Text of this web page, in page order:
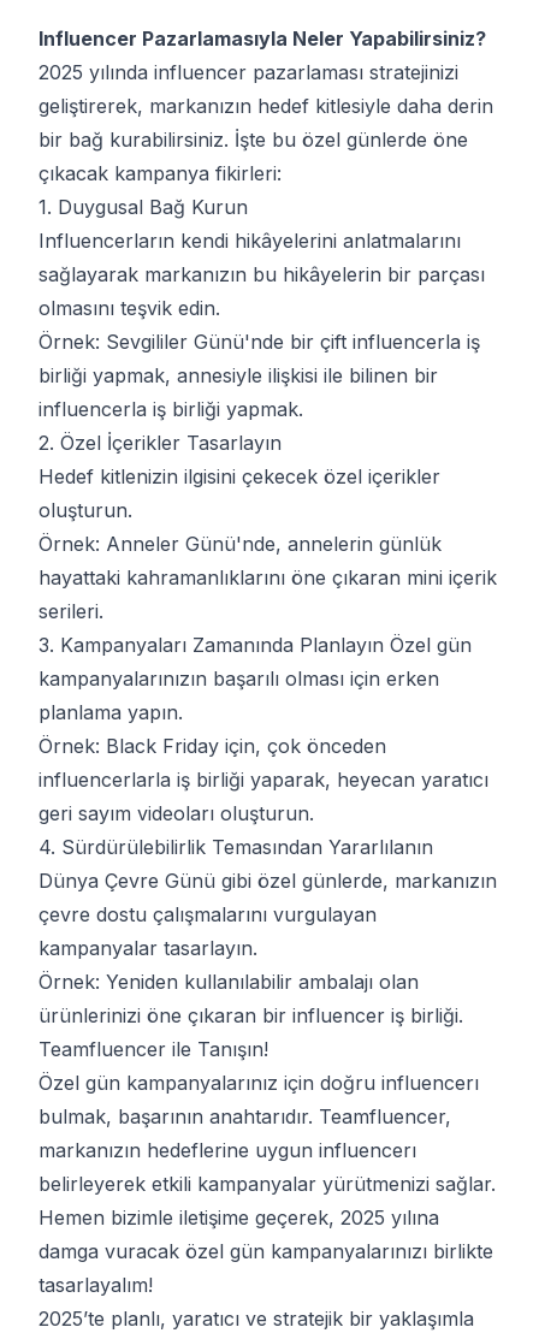
Influencer Pazarlamasıyla Neler Yapabilirsiniz?
2025 yılında influencer pazarlaması stratejinizi
geliştirerek, markanızın hedef kitlesiyle daha derin
bir bağ kurabilirsiniz. İşte bu özel günlerde öne
çıkacak kampanya fikirleri:
1. Duygusal Bağ Kurun
Influencerların kendi hikâyelerini anlatmalarını
sağlayarak markanızın bu hikâyelerin bir parçası
olmasını teşvik edin.
Örnek: Sevgililer Günü'nde bir çift influencerla iş
birliği yapmak, annesiyle ilişkisi ile bilinen bir
influencerla iş birliği yapmak.
2. Özel İçerikler Tasarlayın
Hedef kitlenizin ilgisini çekecek özel içerikler
oluşturun.
Örnek: Anneler Günü'nde, annelerin günlük
hayattaki kahramanlıklarını öne çıkaran mini içerik
serileri.
3. Kampanyaları Zamanında Planlayın Özel gün
kampanyalarınızın başarılı olması için erken
planlama yapın.
Örnek: Black Friday için, çok önceden
influencerlarla iş birliği yaparak, heyecan yaratıcı
geri sayım videoları oluşturun.
4. Sürdürülebilirlik Temasından Yararlılanın
Dünya Çevre Günü gibi özel günlerde, markanızın
çevre dostu çalışmalarını vurgulayan
kampanyalar tasarlayın.
Örnek: Yeniden kullanılabilir ambalajı olan
ürünlerinizi öne çıkaran bir influencer iş birliği.
Teamfluencer ile Tanışın!
Özel gün kampanyalarınız için doğru influencerı
bulmak, başarının anahtarıdır. Teamfluencer,
markanızın hedeflerine uygun influencerı
belirleyerek etkili kampanyalar yürütmenizi sağlar.
Hemen bizimle iletişime geçerek, 2025 yılına
damga vuracak özel gün kampanyalarınızı birlikte
tasarlayalım!
2025’te planlı, yaratıcı ve stratejik bir yaklaşımla